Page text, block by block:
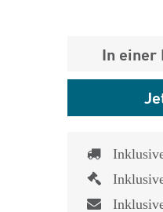
1.825,-
In einer